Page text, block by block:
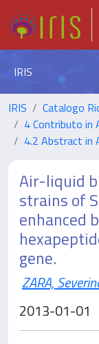
IRIS
IRIS
Catalogo
4 Contributo in
4.2 Abstract in
Air-liquid
strains of
enhanced
gene.
ZARA,
2013-01-01